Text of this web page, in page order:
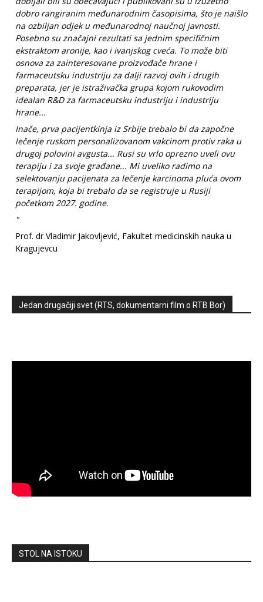
dobro rangiranim međunarodnim časopisima, što je naišlo
na ozbiljan odjek u međunarodnoj naučnoj javnosti.
Posebno su značajni rezultati sa jednim specifičnim
ekstraktom aronije, kao i ivanjskog cveća. To može biti
osnova za zainteresovane proizvođače hrane i
farmaceutsku industriju za dalji razvoj ovih i drugih
preparata, jer je istraživačka grupa kojom rukovodim
idealan R&D za farmaceutsku industriju i industriju
hrane...
Inače, prva pacijentkinja iz Srbije trebalo bi da započne
lečenje ruskom personalizovanom vakcinom protiv raka u
drugoj polovini avgusta... Rusi su vrlo oprezno uveli ovu
terapiju i za svoje građane... Mi uveliko radimo na
selektovanju pacijenata za lečenje karcinoma pluća ovom
terapijom, koja bi trebalo da se registruje u Rusiji
početkom 2027. godine.
"
Prof. dr Vladimir Jakovljević, Fakultet medicinskih nauka u
Kragujevcu
Jedan drugačiji svet (RTS, dokumentarni film o RTB Bor)
STOL NA ISTOKU